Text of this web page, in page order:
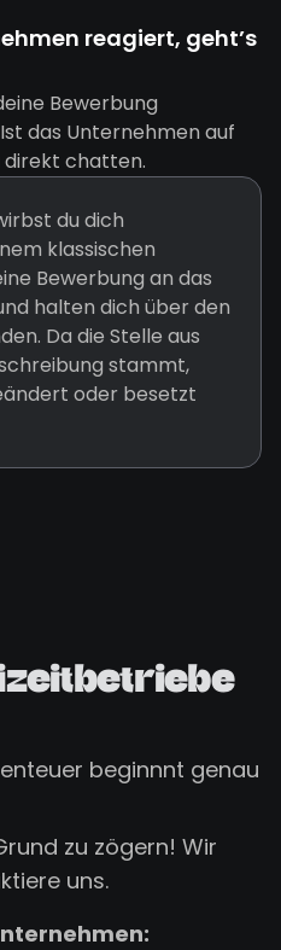
reagiert, geht’s
Bewerbung
das Unternehmen auf
direkt chatten.
du dich
klassischen
Bewerbung an das
halten dich über den
Da die Stelle aus
stammt,
oder besetzt
beginnnt genau
zu zögern! Wir
uns.